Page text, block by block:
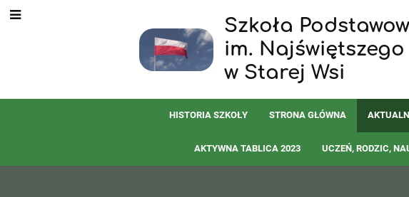
Szkoła
im.
w Starej Wsi
HISTORIA SZKOŁY STRONA GŁÓWNA
AKTYWNA TABLICA 2023 UCZEŃ, RODZIC,